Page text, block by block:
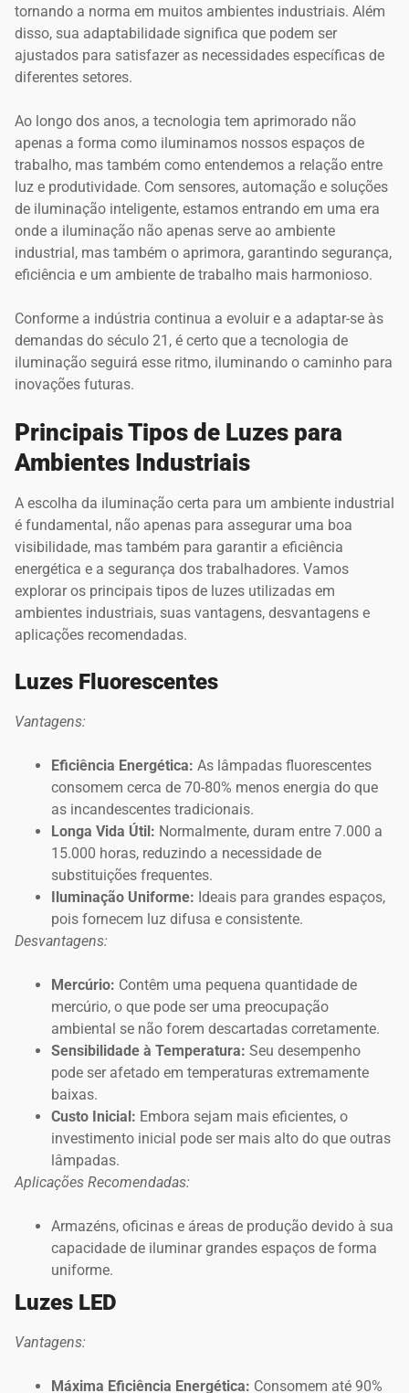
tornando a norma em muitos ambientes industriais. Além
disso, sua adaptabilidade significa que podem ser
ajustados para satisfazer as necessidades específicas de
diferentes setores.
Ao longo dos anos, a tecnologia tem aprimorado não
apenas a forma como iluminamos nossos espaços de
trabalho, mas também como entendemos a relação entre
luz e produtividade. Com sensores, automação e soluções
de iluminação inteligente, estamos entrando em uma era
onde a iluminação não apenas serve ao ambiente
industrial, mas também o aprimora, garantindo segurança,
eficiência e um ambiente de trabalho mais harmonioso.
Conforme a indústria continua a evoluir e a adaptar-se às
demandas do século 21, é certo que a tecnologia de
iluminação seguirá esse ritmo, iluminando o caminho para
inovações futuras.
Principais Tipos de Luzes para
Ambientes Industriais
A escolha da iluminação certa para um ambiente industrial
é fundamental, não apenas para assegurar uma boa
visibilidade, mas também para garantir a eficiência
energética e a segurança dos trabalhadores. Vamos
explorar os principais tipos de luzes utilizadas em
ambientes industriais, suas vantagens, desvantagens e
aplicações recomendadas.
Luzes Fluorescentes
Vantagens:
Eficiência Energética: As lâmpadas fluorescentes
consomem cerca de 70-80% menos energia do que
as incandescentes tradicionais.
Longa Vida Útil: Normalmente, duram entre 7.000 a
15.000 horas, reduzindo a necessidade de
substituições frequentes.
Iluminação Uniforme: Ideais para grandes espaços,
pois fornecem luz difusa e consistente.
Desvantagens:
Mercúrio: Contêm uma pequena quantidade de
mercúrio, o que pode ser uma preocupação
ambiental se não forem descartadas corretamente.
Sensibilidade à Temperatura: Seu desempenho
pode ser afetado em temperaturas extremamente
baixas.
Custo Inicial: Embora sejam mais eficientes, o
investimento inicial pode ser mais alto do que outras
lâmpadas.
Aplicações Recomendadas:
Armazéns, oficinas e áreas de produção devido à sua
capacidade de iluminar grandes espaços de forma
uniforme.
Luzes LED
Vantagens:
Máxima Eficiência Energética: Consomem até 90%